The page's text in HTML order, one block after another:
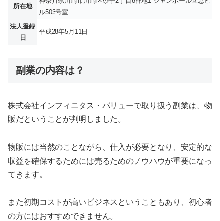
所在地
ル503号室
法人登録
日
平成28年5月11日
副業の内容は？
株式会社インフィニタス・バリューで取り扱う副業は、物
販だということが判明しました。
物販には当然のことながら、仕入が必要となり、安定的な
収益を確保するためには売るためのノウハウが重要になっ
てきます。
また初期コストが高いビジネスということもあり、初心者
の方にはおすすめできません。